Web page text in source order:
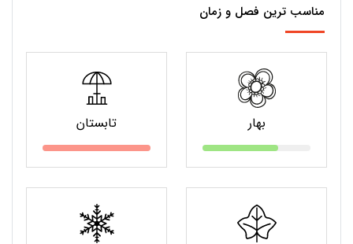
مناسب ترین فصل و زمان
بهار تابستان